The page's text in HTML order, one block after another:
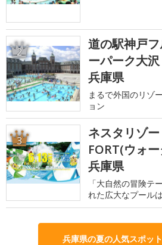
2
道の駅神戸
ーパーク大
兵庫県
まるで外国のリゾ
ョン
3
ネスタリゾ
FORT(ウォ
兵庫県
「大自然の冒険テ
れた広大なプール
兵庫県の夏の人気スポッ